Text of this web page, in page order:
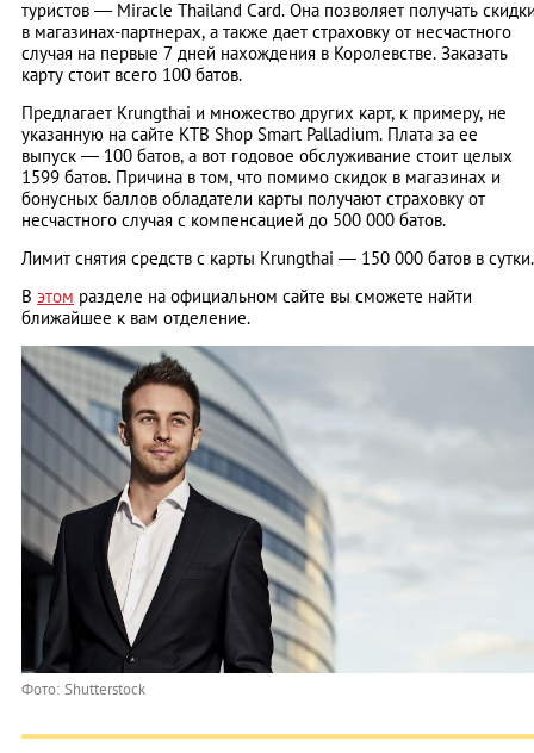
туристов ― Miracle Thailand Card. Она позволяет получать
в магазинах-партнерах, а также дает страховку от несчастного
случая на первые 7 дней нахождения в Королевстве. Заказать
карту стоит всего 100 батов.
Предлагает Krungthai и множество других карт, к примеру, не
указанную на сайте KTB Shop Smart Palladium. Плата за ее
выпуск ― 100 батов, а вот годовое обслуживание стоит целых
1599 батов. Причина в том, что помимо скидок в магазинах и
бонусных баллов обладатели карты получают страховку от
несчастного случая с компенсацией до 500 000 батов.
Лимит снятия средств с карты Krungthai ― 150 000 батов в сутки.
В этом разделе на официальном сайте вы сможете найти
ближайшее к вам отделение.
Фото: Shutterstock